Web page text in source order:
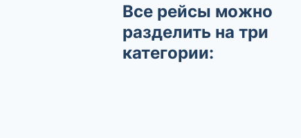
Все рейсы можно
разделить на три
категории: